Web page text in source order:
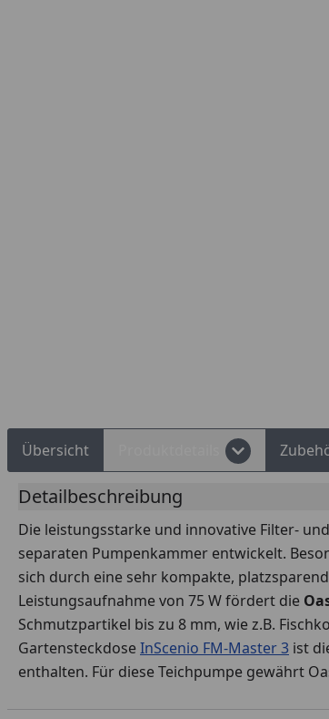
Übersicht
Detailbeschreibung
Die leistungsstarke und innovative Filter-
separaten Pumpenkammer entwickelt.
sich durch eine sehr kompakte,
Leistungsaufnahme von 75 W fördert die
Schmutzpartikel bis zu 8 mm, wie z.B.
GartensteckdoseInScenio FM-Master 3 ist
enthalten. Für diese Teichpumpe gewährt